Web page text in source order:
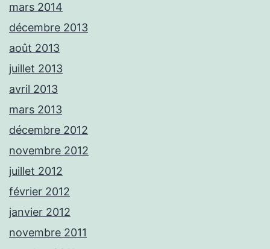
mars 2014
décembre 2013
août 2013
juillet 2013
avril 2013
mars 2013
décembre 2012
novembre 2012
juillet 2012
février 2012
janvier 2012
novembre 2011